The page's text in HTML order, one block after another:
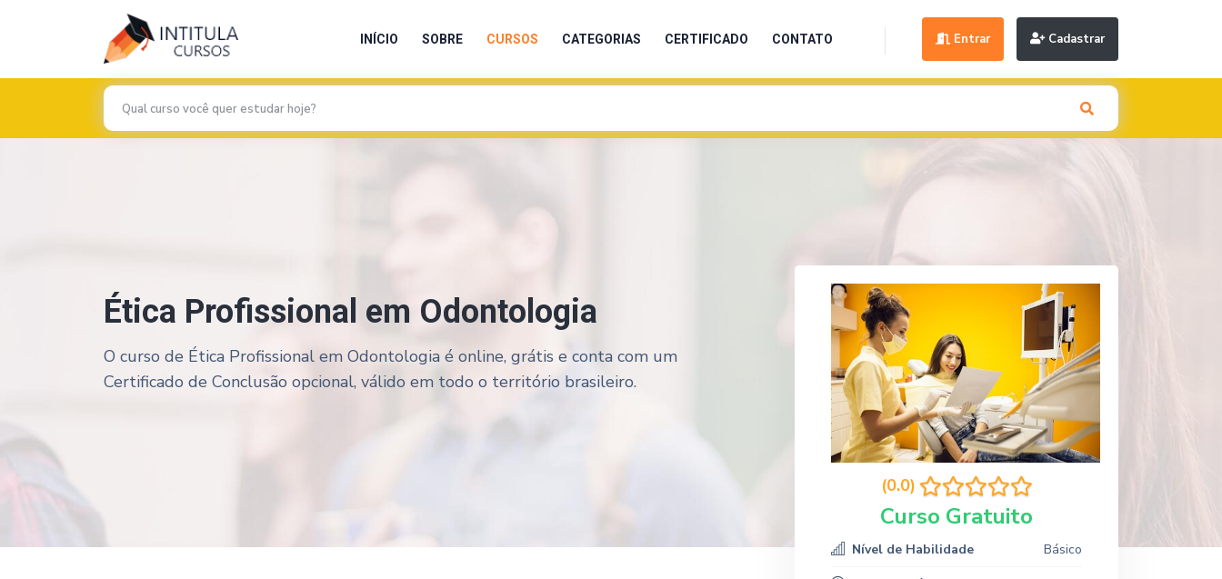
INÍCIO SOBRE CURSOS CATEGORIAS CERTIFICADO CONTATO Entrar Cadastrar
Ética Profissional em Odontologia
O curso de Ética Profissional em Odontologia é online, grátis e conta com um
Certificado de Conclusão opcional, válido em todo o território brasileiro.
(0.0)
Curso Gratuito
Nível de Habilidade
Básico